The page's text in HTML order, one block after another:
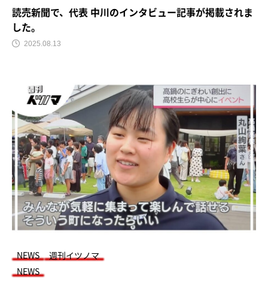
読売新聞で、代表 中川のインタビュー記事が掲載されま
した。
2025.08.13
NEWS
週刊イツノマ
NEWS